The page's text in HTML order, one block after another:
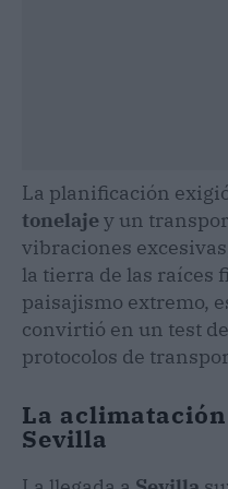
La planificación
tonelajey un
vibraciones
la tierra de las raíces
paisajismo extremo,
convirtió en un test
protocolos de
La
Sevilla